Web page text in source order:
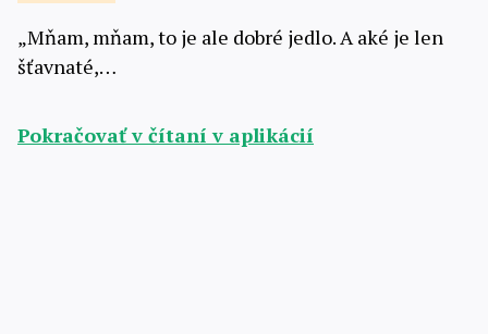
„Mňam, mňam, to je ale dobré jedlo. A aké je len
šťavnaté,…
Pokračovať v čítaní v aplikácií